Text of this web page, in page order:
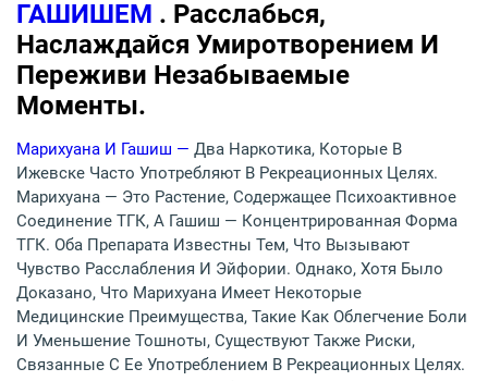
ГАШИШЕМ . Расслабься,
Наслаждайся Умиротворением И
Переживи Незабываемые
Моменты.
Марихуана И Гашиш — Два Наркотика, Которые В
Ижевске Часто Употребляют В Рекреационных Целях.
Марихуана — Это Растение, Содержащее Психоактивное
Соединение ТГК, А Гашиш — Концентрированная Форма
ТГК. Оба Препарата Известны Тем, Что Вызывают
Чувство Расслабления И Эйфории. Однако, Хотя Было
Доказано, Что Марихуана Имеет Некоторые
Медицинские Преимущества, Такие Как Облегчение Боли
И Уменьшение Тошноты, Существуют Также Риски,
Связанные С Ее Употреблением В Рекреационных Целях.